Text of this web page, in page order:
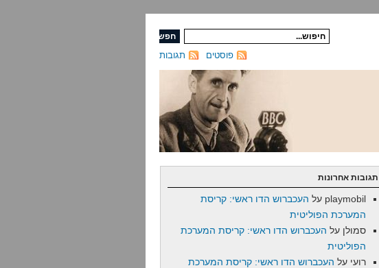
תגובות פוסטים
תגובות אחרונות
playmobil על העכברוש הדו ראשי: קריסת
המערכת הפוליטית
סמולן על העכברוש הדו ראשי: קריסת המערכת
הפוליטית
רועי על העכברוש הדו ראשי: קריסת המערכת